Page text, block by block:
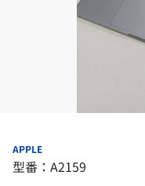
APPLE
型番：A2159